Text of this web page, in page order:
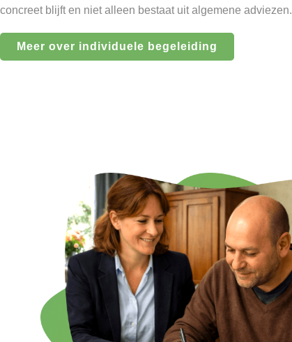
concreet blijft en niet alleen bestaat uit algemene adviezen.
Meer over individuele begeleiding